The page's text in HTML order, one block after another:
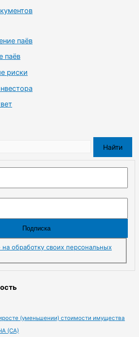
паёв
паёв
риски
на обработку своих персональных
(уменьшении) стоимости имущества
(СА)